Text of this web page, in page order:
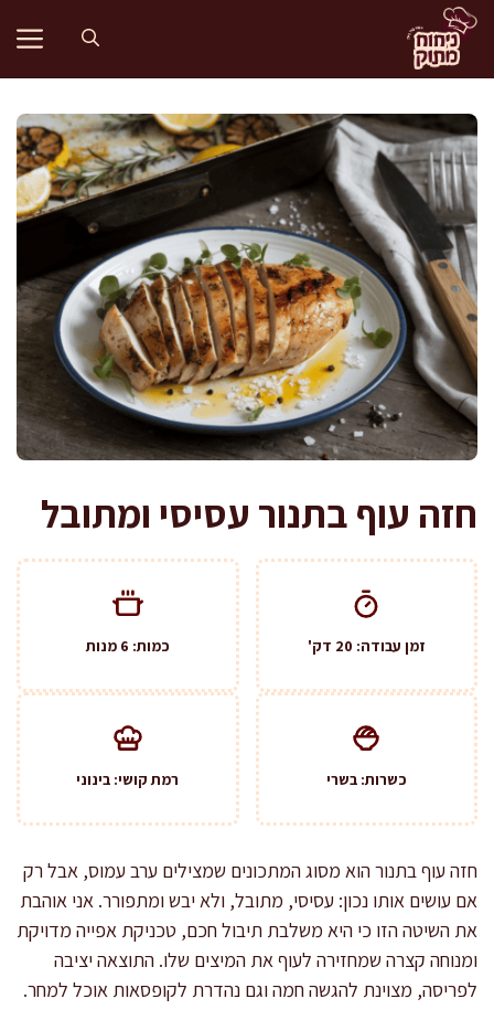
לדלג
לתוכן
חזה עוף בתנור עסיסי ומתובל
זמן עבודה: 20 דק' כמות: 6 מנות
כשרות: בשרי רמת קושי: בינוני
חזה עוף בתנור הוא מסוג המתכונים שמצילים ערב עמוס, אבל רק
אם עושים אותו נכון: עסיסי, מתובל, ולא יבש ומתפורר. אני אוהבת
את השיטה הזו כי היא משלבת תיבול חכם, טכניקת אפייה מדויקת
ומנוחה קצרה שמחזירה לעוף את המיצים שלו. התוצאה יציבה
לפריסה, מצוינת להגשה חמה וגם נהדרת לקופסאות אוכל למחר.